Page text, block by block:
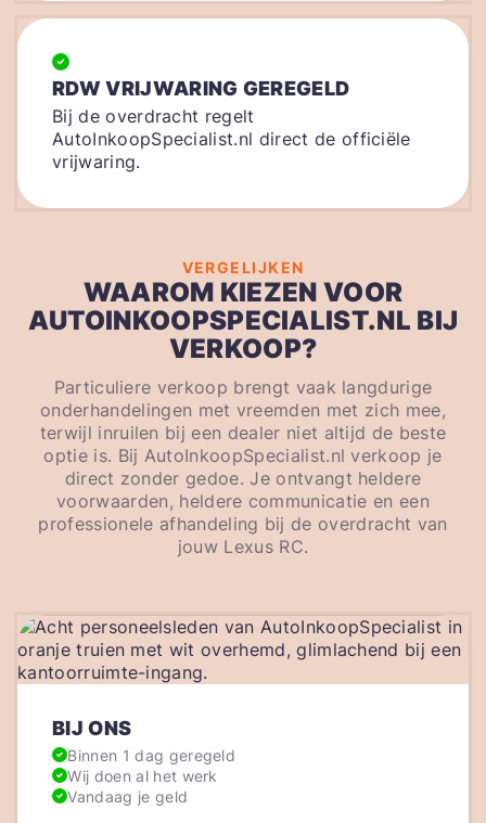
RDW VRIJWARING GEREGELD
Bij de overdracht regelt
AutoInkoopSpecialist.nl direct de officiële
vrijwaring.
VERGELIJKEN
WAAROM KIEZEN VOOR
AUTOINKOOPSPECIALIST.NL BIJ
VERKOOP?
Particuliere verkoop brengt vaak langdurige
onderhandelingen met vreemden met zich mee,
terwijl inruilen bij een dealer niet altijd de beste
optie is. Bij AutoInkoopSpecialist.nl verkoop je
direct zonder gedoe. Je ontvangt heldere
voorwaarden, heldere communicatie en een
professionele afhandeling bij de overdracht van
jouw Lexus RC.
BIJ ONS
Binnen 1 dag geregeld
Wij doen al het werk
Vandaag je geld